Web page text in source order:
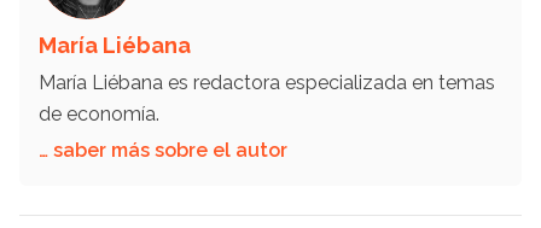
María Liébana
María Liébana es redactora especializada en temas
de economía.
… saber más sobre el autor